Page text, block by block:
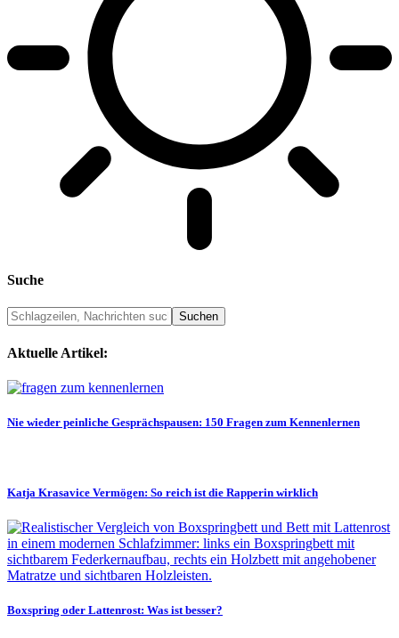
Suche
Aktuelle Artikel:
Nie wieder peinliche Gesprächspausen: 150 Fragen zum Kennenlernen
Katja Krasavice Vermögen: So reich ist die Rapperin wirklich
Boxspring oder Lattenrost: Was ist besser?